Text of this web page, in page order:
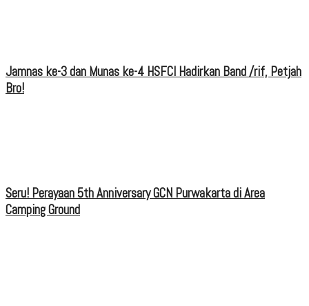
Jamnas ke-3 dan Munas ke-4 HSFCI Hadirkan Band /rif, Petjah
Bro!
Seru! Perayaan 5th Anniversary GCN Purwakarta di Area
Camping Ground